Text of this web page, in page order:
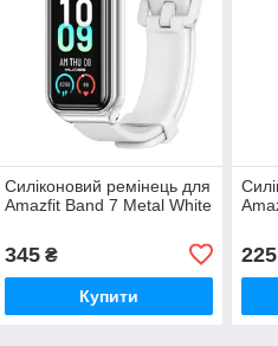
Силіконовий ремінець для
Amazfit Band 7 Metal White
345₴
Купити
225